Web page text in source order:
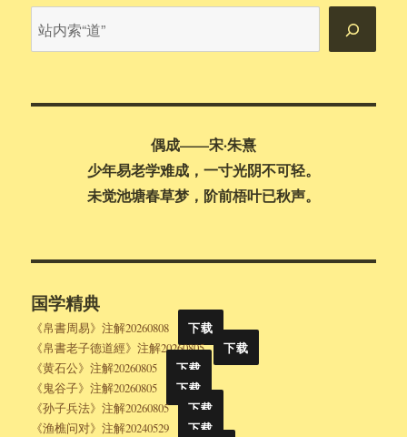
内
偶成——宋·朱熹
少年易老学难成，一寸光阴不可轻。
未觉池塘春草梦，阶前梧叶已秋声。
国学精典
《帛書周易》注解20260808
下载
《帛書老子德道經》注解20260805
下载
《黄石公》注解20260805
下载
《鬼谷子》注解20260805
下载
《孙子兵法》注解20260805
下载
《渔樵问对》注解20240529
下载